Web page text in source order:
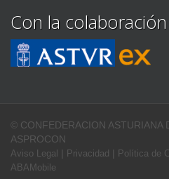
Con la
© CONFEDERACION ASTURIANA
ASPROCON
Aviso Legal | Privacidad | Política de
ABAMobile